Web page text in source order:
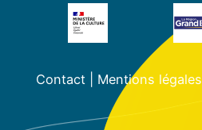
Contact| Mentions légales